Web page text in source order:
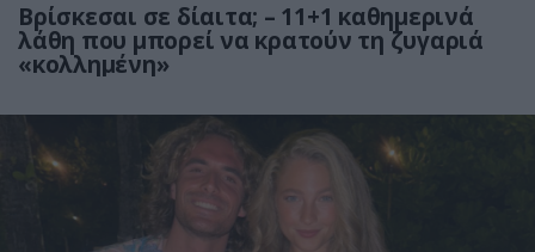
Βρίσκεσαι σε δίαιτα; – 11+1 καθημερινά
λάθη που μπορεί να κρατούν τη ζυγαριά
«κολλημένη»